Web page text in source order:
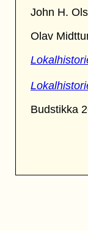
John H.
Olav
Budstikka